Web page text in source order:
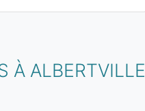
À ALBERTVILLE